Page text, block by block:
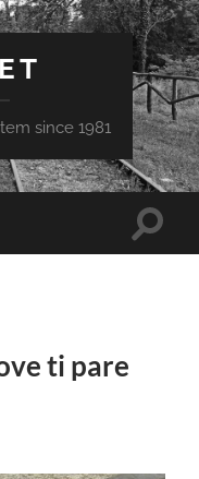
since 1981
ti pare